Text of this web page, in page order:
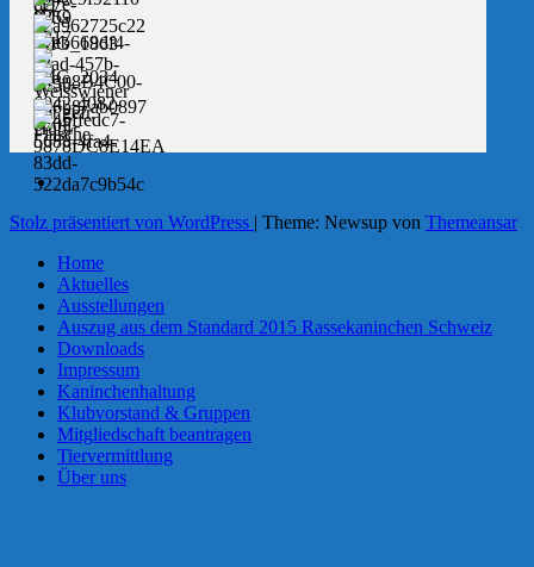
Stolz präsentiert von WordPress | Theme: Newsup von Themeansar
Home
Aktuelles
Ausstellungen
Auszug aus dem Standard 2015 Rassekaninchen Schweiz
Downloads
Impressum
Kaninchenhaltung
Klubvorstand & Gruppen
Mitgliedschaft beantragen
Tiervermittlung
Über uns